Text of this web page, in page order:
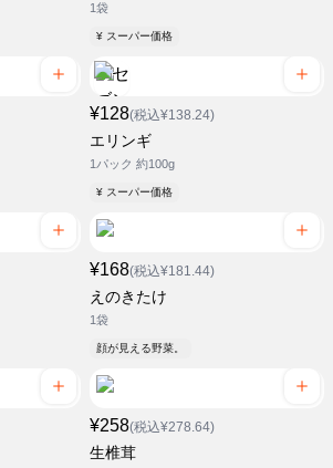
1袋
¥ スーパー価格
¥128(税込¥138.24)
エリンギ
1パック 約100g
¥ スーパー価格
¥168(税込¥181.44)
えのきたけ
1袋
顔が見える野菜。
¥258(税込¥278.64)
生椎茸